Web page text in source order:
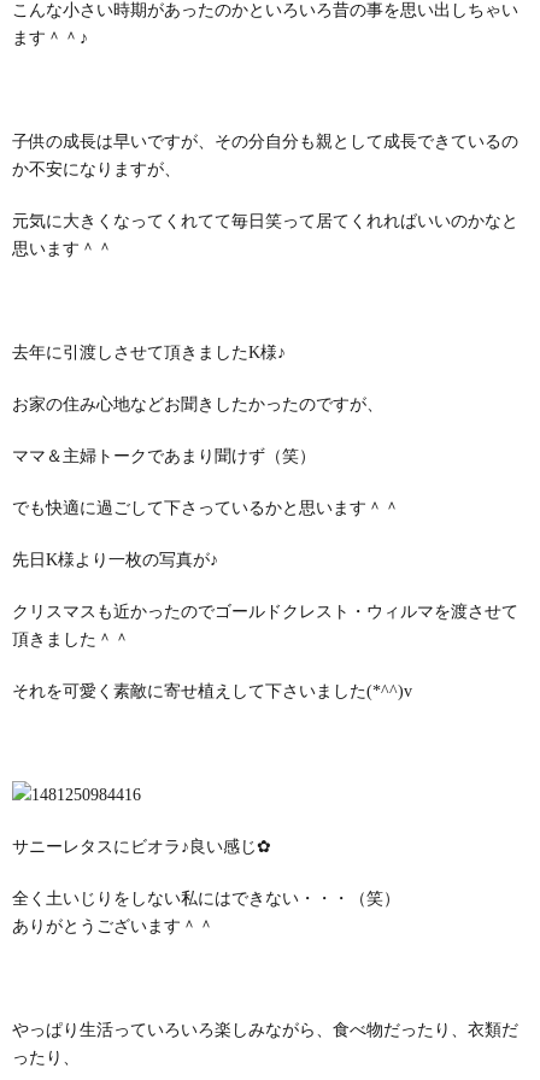
こんな小さい時期があったのかといろいろ昔の事を思い出しちゃい
ます＾＾♪
子供の成長は早いですが、その分自分も親として成長できているの
か不安になりますが、
元気に大きくなってくれてて毎日笑って居てくれればいいのかなと
思います＾＾
去年に引渡しさせて頂きましたK様♪
お家の住み心地などお聞きしたかったのですが、
ママ＆主婦トークであまり聞けず（笑）
でも快適に過ごして下さっているかと思います＾＾
先日K様より一枚の写真が♪
クリスマスも近かったのでゴールドクレスト・ウィルマを渡させて
頂きました＾＾
それを可愛く素敵に寄せ植えして下さいました(*^^)v
サニーレタスにビオラ♪良い感じ✿
全く土いじりをしない私にはできない・・・（笑）
ありがとうございます＾＾
やっぱり生活っていろいろ楽しみながら、食べ物だったり、衣類だ
ったり、